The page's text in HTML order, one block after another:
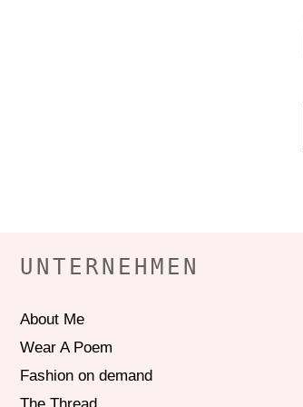
UNTERNEHMEN
About Me
Wear A Poem
Fashion on demand